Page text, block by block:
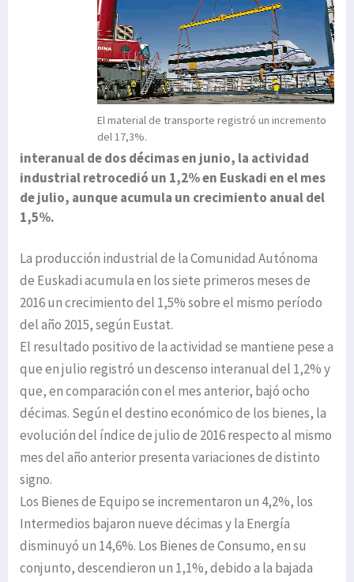
El material de transporte registró un incremento
del 17,3%.
interanual de dos décimas en junio, la actividad
industrial retrocedió un 1,2% en Euskadi en el mes
de julio, aunque acumula un crecimiento anual del
1,5%.
La producción industrial de la Comunidad Autónoma
de Euskadi acumula en los siete primeros meses de
2016 un crecimiento del 1,5% sobre el mismo período
del año 2015, según Eustat.
El resultado positivo de la actividad se mantiene pese a
que en julio registró un descenso interanual del 1,2% y
que, en comparación con el mes anterior, bajó ocho
décimas. Según el destino económico de los bienes, la
evolución del índice de julio de 2016 respecto al mismo
mes del año anterior presenta variaciones de distinto
signo.
Los Bienes de Equipo se incrementaron un 4,2%, los
Intermedios bajaron nueve décimas y la Energía
disminuyó un 14,6%. Los Bienes de Consumo, en su
conjunto, descendieron un 1,1%, debido a la bajada